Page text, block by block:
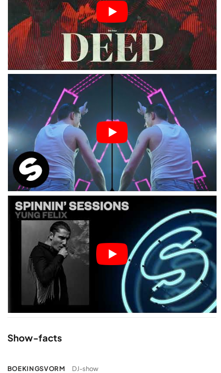
Show-facts
BOEKINGSVORM DJ-show